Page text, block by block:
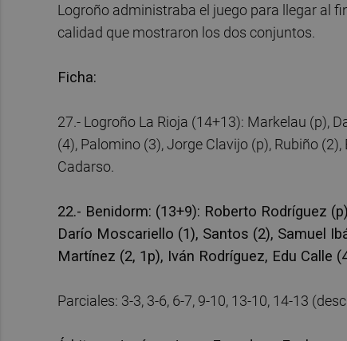
Logroño administraba el juego para llegar al
calidad que mostraron los dos conjuntos.
Ficha:
27.- Logroño La Rioja (14+13): Markelau (p),
(4), Palomino (3), Jorge Clavijo (p), Rubiño
Cadarso.
22.- Benidorm: (13+9): Roberto Rodríguez
Darío Moscariello (1), Santos (2), Samuel
Martínez (2, 1p), Iván Rodríguez, Edu Calle
Parciales: 3-3, 3-6, 6-7, 9-10, 13-10, 14-13